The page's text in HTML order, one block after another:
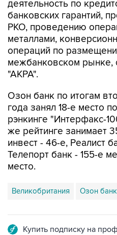
деятельность по
банковских гарантий,
РКО, проведению
металлами,
операций по
межбанковском рынке,
"АКРА".
Озон банк по итогам
года занял 18-е место
рэнкинге "Интерфакс-
же рейтинге занимает
инвест - 46-е, Реалист
Телепорт банк - 155-е
место.
Великобритания Озон банк
Купить подписку на